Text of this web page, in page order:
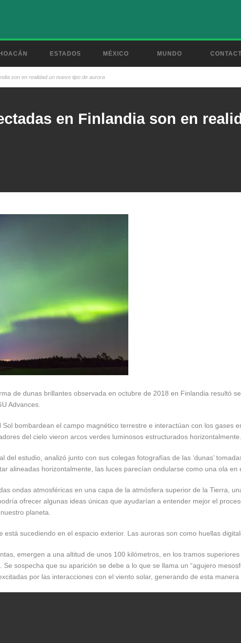
ESTADOS MÉXICO MUNDO
son en realidad un nuevo tipo de aurora
en Finlandia son en
de dunas brillantes observada en octubre de 2018 en Finlandia resultó
Advances.
bombardean el campo magnético terrestre e interactúan con los gases
del cielo vieron arcos verdes luminosos estructurados horizontalmente.
estudio, analizó junto con sus colegas fotografías de las ‘dunas’
alineadas horizontalmente, las luces parecían ondularse como una ola en
ondas atmosféricas en una capa de la atmósfera superior de la Tierra,
ofrecer algunas ideas únicas que ayudarían a entender mejor el
planeta.
sucediendo en el espacio exterior. Las auroras son como huellas
emergen a una altitud de unos 100 kilómetros, en los tramos
sospecha que su aparición se debe a lo que se llama un “agujero
por las interacciones con el viento solar, generando de esta manera